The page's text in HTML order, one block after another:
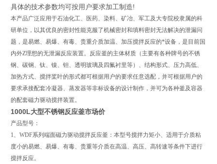
具体的技术参数均可按用户要求加工制造!
本产品广泛应用于石油化工、医药、染料、矿冶、军工及大专院校隶属的科
研单位，以其优良的密封性能克服了机械密封和填料密封无法解决的泄漏问
题，是易燃、易爆、有毒、贵重介质加温、加压搅拌反应的*设备，是目前国
内外Z理想的无泄漏反应装置。反应釜的主体材质（主要有各种牌号的不锈
钢、碳钢、钛、镍、钽、透明玻璃及四氟衬里等）、结构形式、压力高低、
加热方式、搅拌桨叶的形式都可根据用户的要求任意选配，并可根据用户的
要求承接配套冷凝器、蒸发器等非标设备的设计制作，并可为各种釜及容器
的配套磁力驱动搅拌装置。
1000L大型不锈钢反应釜市场价
产品型号：
1、WDF系列端面磁力驱动搅拌反应釜：本型号搅拌力矩小、适用于介质粘
度小的易燃、易爆、有毒、贵重等介质在高温、高压、高转速等条件下进行
搅拌反应。